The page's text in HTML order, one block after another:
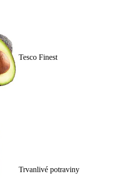
Tesco Finest
Trvanlivé potraviny